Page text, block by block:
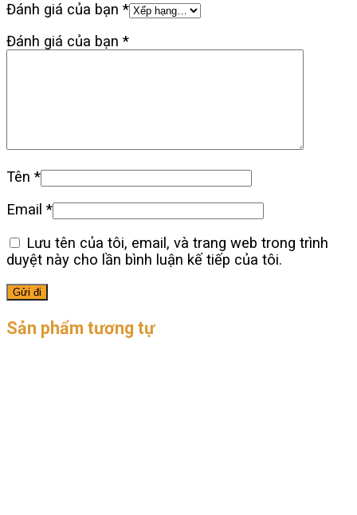
Đánh giá của bạn *
Đánh giá của bạn *
Tên *
Email *
Lưu tên của tôi, email, và trang web trong trình
duyệt này cho lần bình luận kế tiếp của tôi.
Sản phẩm tương tự